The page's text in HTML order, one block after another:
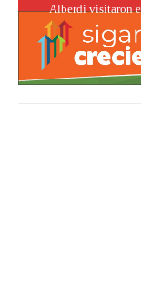
Alberdi visitaron